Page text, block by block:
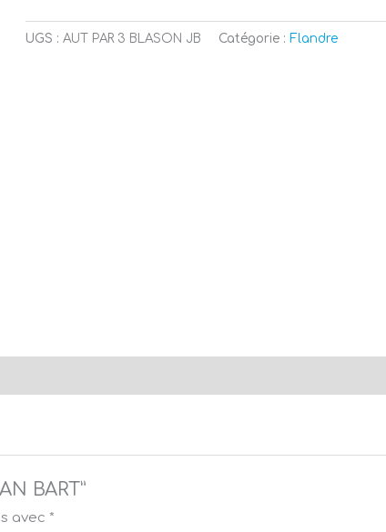
UGS : AUT PAR 3 BLASON JB Catégorie : Flandre
BART”
avec *